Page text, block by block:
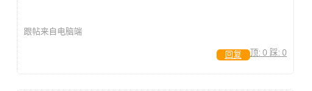
跟帖来自电脑端
顶: 0 踩: 0
回复